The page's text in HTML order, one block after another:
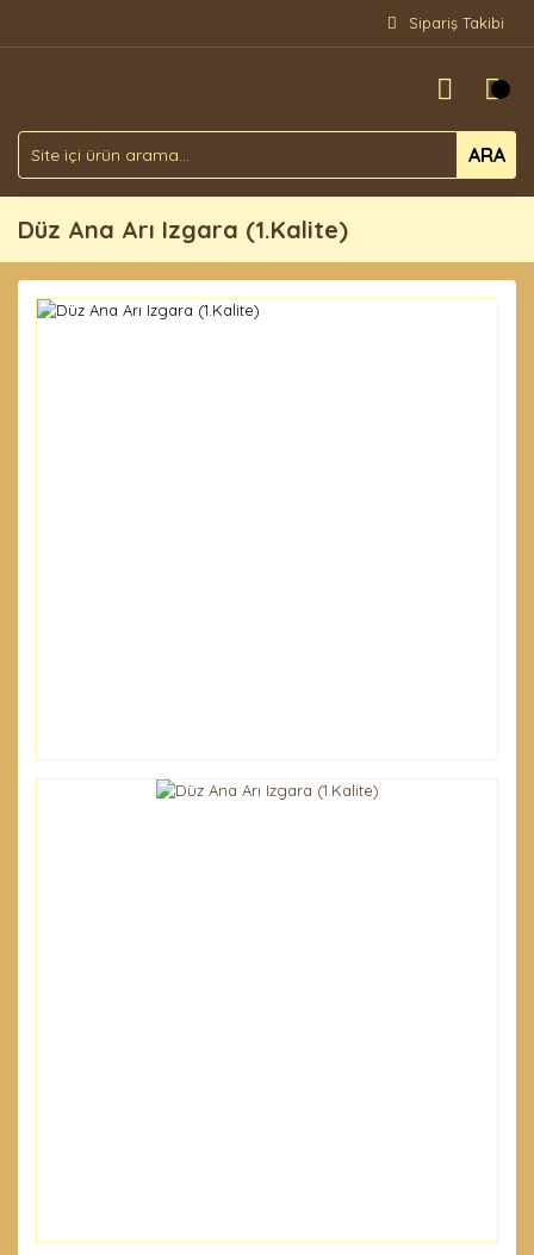
Sipariş Takibi
ARA
Düz Ana Arı Izgara (1.Kalite)